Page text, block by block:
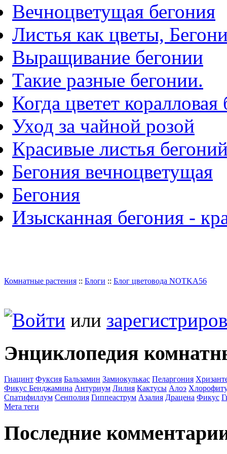
Вечноцветущая бегония
Листья как цветы,
Выращивание бегонии
Такие разные бегонии.
Когда цветет коралловая
Уход за чайной розой
Красивые листья
Бегония вечноцветущая
Бегония
Изысканная бегония -
Комнатные растения :: Блоги :: Блог цветовода NOTKA56
Войти или
Энциклопедия
Гиацинт Фуксия Бальзамин Замиокулькас Пеларгония
Фикус Бенджамина Антуриум Лилия Кактусы Алоэ
Спатифиллум Сенполия Гиппеаструм Азалия Драцена Фикус
Мета теги
Последние